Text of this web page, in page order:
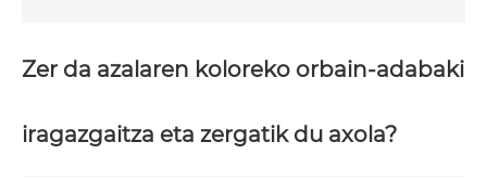
Zer da azalaren koloreko orbain-adabaki
iragazgaitza eta zergatik du axola?